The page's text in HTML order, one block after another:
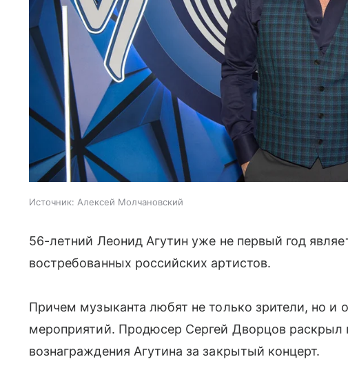
Источник: Алексей Молчановский
56-летний Леонид Агутин уже не первый год
востребованных российских артистов.
Причем музыканта любят не только зрители, но и
мероприятий. Продюсер Сергей Дворцов раскрыл
вознаграждения Агутина за закрытый концерт.